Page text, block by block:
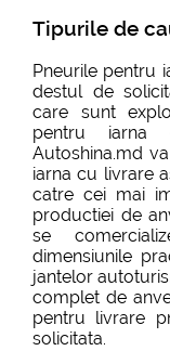
Tipurile de
Pneurile pentru
destul de
care sunt
pentru iarna
Autoshina.md
iarna cu livrare
catre cei mai
productiei de
se
dimensiunile
jantelor
complet de
pentru livrare
solicitata.